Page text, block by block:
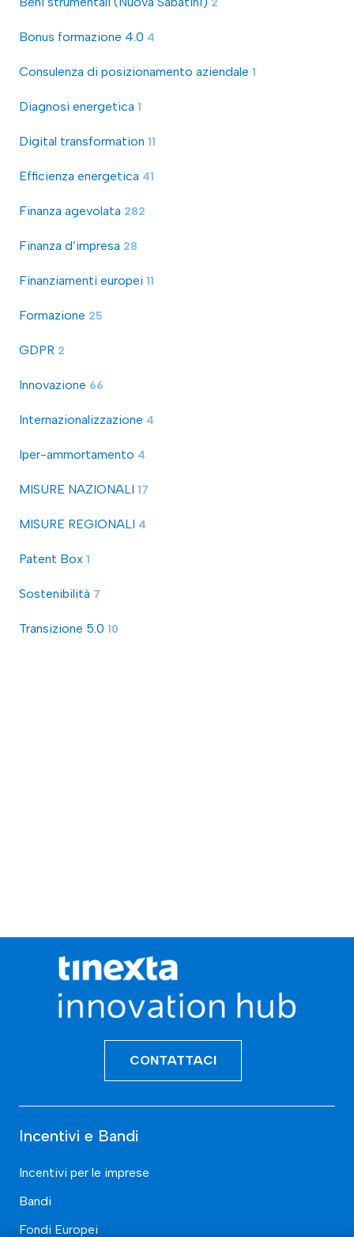
Bonus formazione 4.0 4
Consulenza di posizionamento aziendale 1
Diagnosi energetica 1
Digital transformation 11
Efficienza energetica 41
Finanza agevolata 282
Finanza d’impresa 28
Finanziamenti europei 11
Formazione 25
GDPR 2
Innovazione 66
Internazionalizzazione 4
Iper-ammortamento 4
MISURE NAZIONALI 17
MISURE REGIONALI 4
Patent Box 1
Sostenibilità 7
Transizione 5.0 10
CONTATTACI
Incentivi e Bandi
Incentivi per le imprese
Bandi
Fondi Europei